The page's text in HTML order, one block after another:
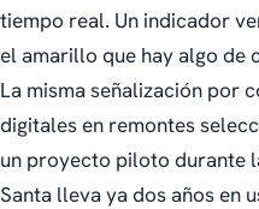
tiempo real. Un indicador
el amarillo que hay algo de
La misma señalización por
digitales en remontes
un proyecto piloto durante
Santa lleva ya dos años en